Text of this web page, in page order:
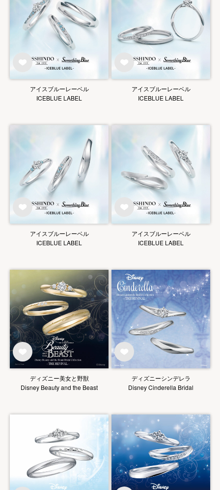
アイスブルーレーベル
ICEBLUE LABEL
アイスブルーレーベル
ICEBLUE LABEL
アイスブルーレーベル
ICEBLUE LABEL
アイスブルーレーベル
ICEBLUE LABEL
ディズニー美女と野獣
Disney Beauty and the Beast
ディズニーシンデレラ
Disney Cinderella Bridal